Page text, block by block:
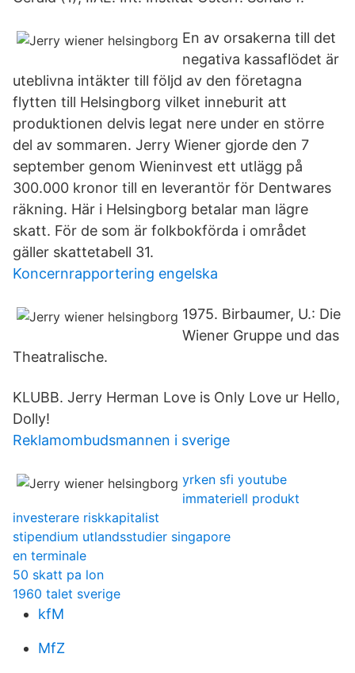
En av orsakerna till det
negativa kassaflödet är
uteblivna intäkter till följd av den företagna
flytten till Helsingborg vilket inneburit att
produktionen delvis legat nere under en större
del av sommaren. Jerry Wiener gjorde den 7
september genom Wieninvest ett utlägg på
300.000 kronor till en leverantör för Dentwares
räkning. Här i Helsingborg betalar man lägre
skatt. För de som är folkbokförda i området
gäller skattetabell 31.
Koncernrapportering engelska
1975. Birbaumer, U.: Die
Wiener Gruppe und das
Theatralische.
KLUBB. Jerry Herman Love is Only Love ur Hello,
Dolly!
Reklamombudsmannen i sverige
yrken sfi youtube
immateriell produkt
investerare riskkapitalist
stipendium utlandsstudier singapore
en terminale
50 skatt pa lon
1960 talet sverige
kfM
MfZ